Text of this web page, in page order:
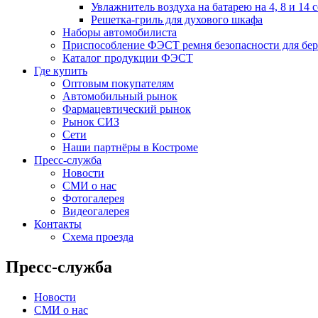
Увлажнитель воздуха на батарею на 4, 8 и 14
Решетка-гриль для духового шкафа
Наборы автомобилиста
Приспособление ФЭСТ ремня безопасности для
Каталог продукции ФЭСТ
Где купить
Оптовым покупателям
Автомобильный рынок
Фармацевтический рынок
Рынок СИЗ
Сети
Наши партнёры в Костроме
Пресс-служба
Новости
СМИ о нас
Фотогалерея
Видеогалерея
Контакты
Схема проезда
Пресс-служба
Новости
СМИ о нас